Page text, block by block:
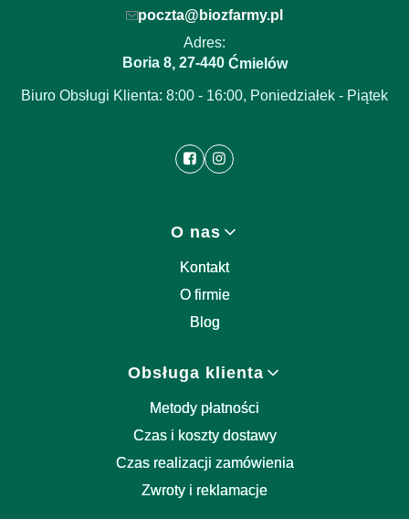
poczta@biozfarmy.pl
Adres:
Boria 8, 27-440Ćmielów
Biuro Obsługi Klienta: 8:00 - 16:00, Poniedziałek - Piątek
O nas
Kontakt
O firmie
Blog
Obsługa klienta
Metody płatności
Czas i koszty dostawy
Czas realizacji zamówienia
Zwroty i reklamacje